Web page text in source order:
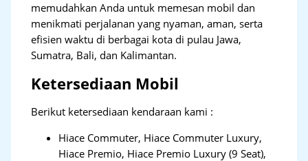
memudahkan Anda untuk memesan mobil dan
menikmati perjalanan yang nyaman, aman, serta
efisien waktu di berbagai kota di pulau Jawa,
Sumatra, Bali, dan Kalimantan.
Ketersediaan Mobil
Berikut ketersediaan kendaraan kami :
Hiace Commuter, Hiace Commuter Luxury,
Hiace Premio, Hiace Premio Luxury (9 Seat),